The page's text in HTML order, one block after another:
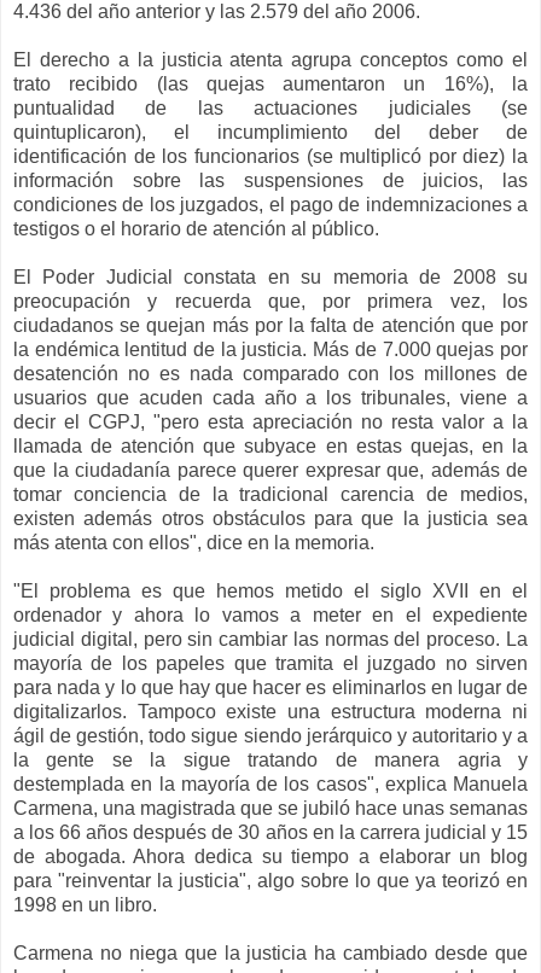
4.436 del año anterior y las 2.579 del año 2006.
El derecho a la justicia atenta agrupa conceptos como el
trato recibido (las quejas aumentaron un 16%), la
puntualidad de las actuaciones judiciales (se
quintuplicaron), el incumplimiento del deber de
identificación de los funcionarios (se multiplicó por diez) la
información sobre las suspensiones de juicios, las
condiciones de los juzgados, el pago de indemnizaciones a
testigos o el horario de atención al público.
El Poder Judicial constata en su memoria de 2008 su
preocupación y recuerda que, por primera vez, los
ciudadanos se quejan más por la falta de atención que por
la endémica lentitud de la justicia. Más de 7.000 quejas por
desatención no es nada comparado con los millones de
usuarios que acuden cada año a los tribunales, viene a
decir el CGPJ, "pero esta apreciación no resta valor a la
llamada de atención que subyace en estas quejas, en la
que la ciudadanía parece querer expresar que, además de
tomar conciencia de la tradicional carencia de medios,
existen además otros obstáculos para que la justicia sea
más atenta con ellos", dice en la memoria.
"El problema es que hemos metido el siglo XVII en el
ordenador y ahora lo vamos a meter en el expediente
judicial digital, pero sin cambiar las normas del proceso. La
mayoría de los papeles que tramita el juzgado no sirven
para nada y lo que hay que hacer es eliminarlos en lugar de
digitalizarlos. Tampoco existe una estructura moderna ni
ágil de gestión, todo sigue siendo jerárquico y autoritario y a
la gente se la sigue tratando de manera agria y
destemplada en la mayoría de los casos", explica Manuela
Carmena, una magistrada que se jubiló hace unas semanas
a los 66 años después de 30 años en la carrera judicial y 15
de abogada. Ahora dedica su tiempo a elaborar un blog
para "reinventar la justicia", algo sobre lo que ya teorizó en
1998 en un libro.
Carmena no niega que la justicia ha cambiado desde que